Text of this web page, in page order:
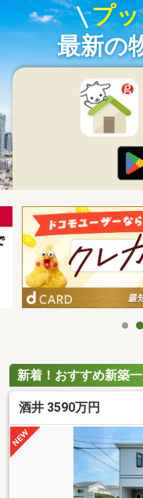
プ
最新の
新着！おすすめ新築
酒井 3590万円